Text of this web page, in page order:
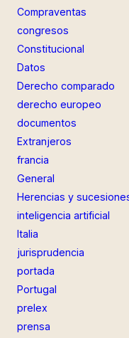
Compraventas
congresos
Constitucional
Datos
Derecho comparado
derecho europeo
documentos
Extranjeros
francia
General
Herencias y
inteligencia artificial
Italia
jurisprudencia
portada
Portugal
prelex
prensa